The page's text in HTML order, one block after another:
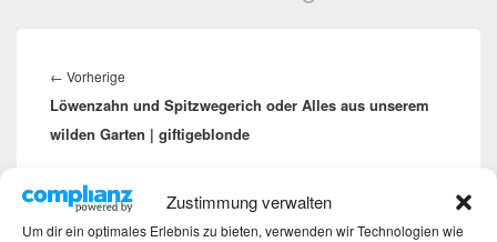
Zustimmung verwalten
Um dir ein optimales Erlebnis zu bieten, verwenden wir Technologien wie
← Vorherige
Beitrag:
Löwenzahn und Spitzwegerich oder Alles aus unserem
wilden Garten | giftigeblonde
Weiter→Nächster
Beitrag:
Haselnusstorte von Mutti